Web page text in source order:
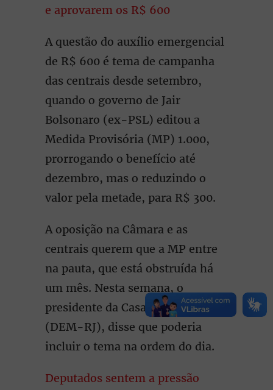
e aprovarem os R$ 600
A questão do auxílio emergencial
de R$ 600 é tema de campanha
das centrais desde setembro,
quando o governo de Jair
Bolsonaro (ex-PSL) editou a
Medida Provisória (MP) 1.000,
prorrogando o benefício até
dezembro, mas o reduzindo o
valor pela metade, para R$ 300.
A oposição na Câmara e as
centrais querem que a MP entre
na pauta, que está obstruída há
um mês. Nesta semana, o
presidente da Casa, Rodrigo Maia
(DEM-RJ), disse que poderia
incluir o tema na ordem do dia.
Deputados sentem a pressão